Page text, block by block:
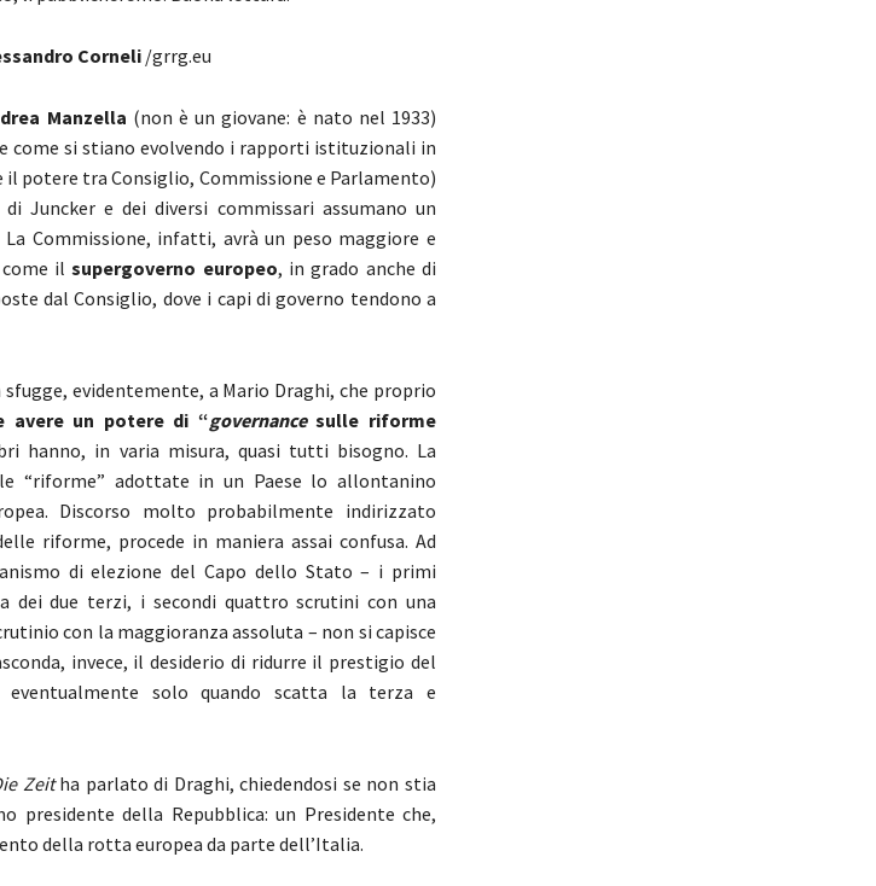
Corneli/grrg.eu
Manzella (non è un giovane: è nato nel 1933)
come si stiano evolvendo i rapporti istituzionali in
il potere tra Consiglio, Commissione e Parlamento)
Juncker e dei diversi commissari assumano un
Commissione, infatti, avrà un peso maggiore e
come ilsupergoverno europeo, in grado anche di
dal Consiglio, dove i capi di governo tendono a
evidentemente, a Mario Draghi, che proprio
avere un potere di “governancesulle riforme
hanno, in varia misura, quasi tutti bisogno. La
“riforme” adottate in un Paese lo allontanino
Discorso molto probabilmente indirizzato
riforme, procede in maniera assai confusa. Ad
di elezione del Capo dello Stato – i primi
dei due terzi, i secondi quattro scrutini con una
con la maggioranza assoluta – non si capisce
invece, il desiderio di ridurre il prestigio del
eventualmente solo quando scatta la terza e
Zeitha parlato di Draghi, chiedendosi se non stia
presidente della Repubblica: un Presidente che,
della rotta europea da parte dell’Italia.